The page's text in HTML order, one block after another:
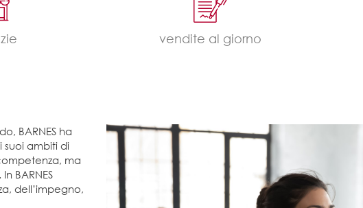
vendite al giorno
BARNES ha
suoi ambiti di
ma
BARNES
dell’impegno,